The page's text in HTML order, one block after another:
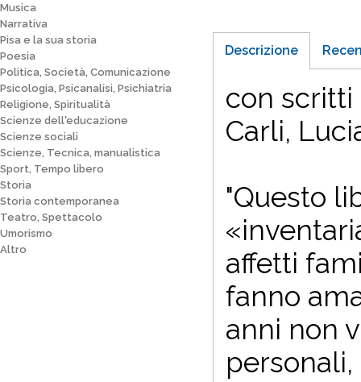
Musica
Narrativa
Pisa e la sua storia
Poesia
Politica, Società, Comunicazione
Psicologia, Psicanalisi, Psichiatria
Religione, Spiritualità
Scienze dell'educazione
Scienze sociali
Scienze, Tecnica, manualistica
Sport, Tempo libero
Storia
Storia contemporanea
Teatro, Spettacolo
Umorismo
Altro
Descrizione
con scritti
Carli,
"Questo
affetti
fanno
anni non